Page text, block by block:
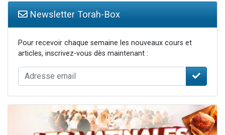
Newsletter Torah-Box
Pour recevoir chaque semaine les nouveaux cours et
articles, inscrivez-vous dès maintenant :